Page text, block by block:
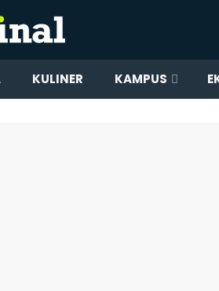
KULINER KAMPUS